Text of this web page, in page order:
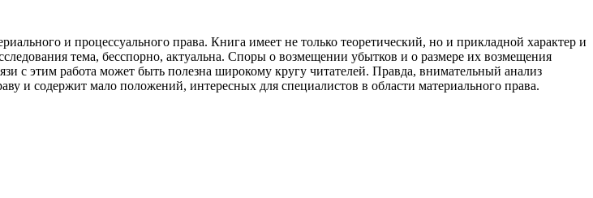
и процессуального права. Книга имеет не только теоретический, но и прикладной характер и
тема, бесспорно, актуальна. Споры о возмещении убытков и о размере их возмещения
с этим работа может быть полезна широкому кругу читателей. Правда, внимательный анализ
и содержит мало положений, интересных для специалистов в области материального права.